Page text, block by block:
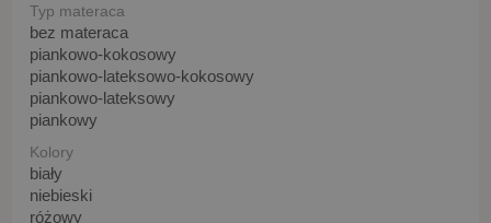
Typ materaca
bez materaca
piankowo-kokosowy
piankowo-lateksowo-kokosowy
piankowo-lateksowy
piankowy
Kolory
biały
niebieski
różowy